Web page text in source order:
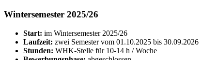
Wintersemester 2025/26
Start: im Wintersemester 2025/26
Laufzeit: zwei Semester vom 01.10.2025 bis 30.09.2026
Stunden: WHK-Stelle für 10-14 h / Woche